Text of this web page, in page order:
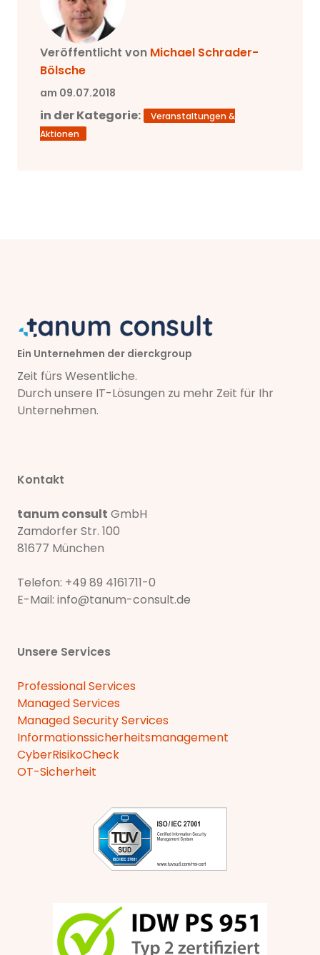
Veröffentlicht von Michael Schrader-
Bölsche
am 09.07.2018
in der Kategorie:
Veranstaltungen &
Aktionen
Ein Unternehmen der dierckgroup
Zeit fürs Wesentliche.
Durch unsere IT-Lösungen zu mehr Zeit für Ihr
Unternehmen.
Kontakt
tanum consult GmbH
Zamdorfer Str. 100
81677 München
Telefon: +49 89 4161711-0
E-Mail: info@tanum-consult.de
Unsere Services
Professional Services
Managed Services
Managed Security Services
Informationssicherheitsmanagement
CyberRisikoCheck
OT-Sicherheit